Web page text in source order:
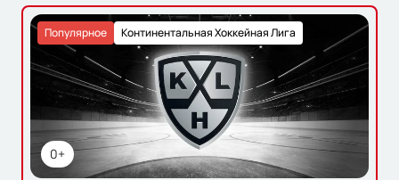
0+
Континентальная Хоккейная Лига
Популярное